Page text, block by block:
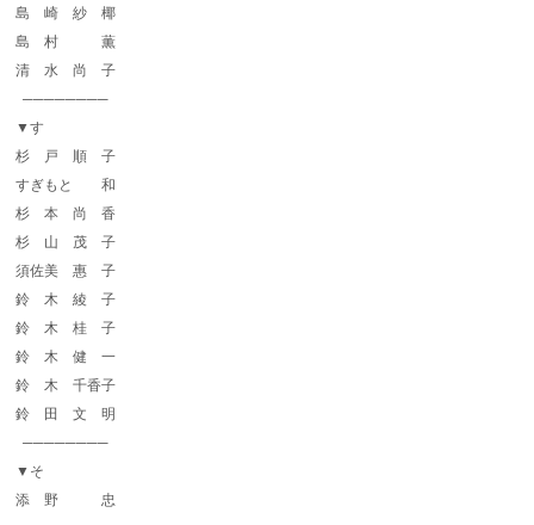
島 崎 紗 椰
島 村 薫
清 水 尚 子
────────
▼す
杉 戸 順 子
すぎもと 和
杉 本 尚 香
杉 山 茂 子
須佐美 惠 子
鈴 木 綾 子
鈴 木 桂 子
鈴 木 健 一
鈴 木 千香子
鈴 田 文 明
────────
▼そ
添 野 忠